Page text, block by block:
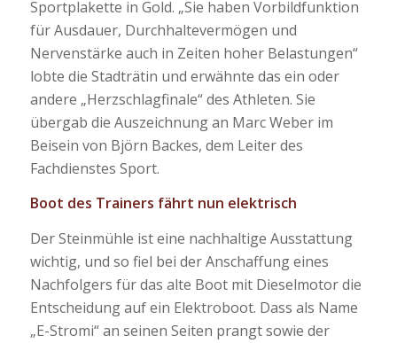
Sportplakette in Gold. „Sie haben Vorbildfunktion
für Ausdauer, Durchhaltevermögen und
Nervenstärke auch in Zeiten hoher Belastungen“
lobte die Stadträtin und erwähnte das ein oder
andere „Herzschlagfinale“ des Athleten. Sie
übergab die Auszeichnung an Marc Weber im
Beisein von Björn Backes, dem Leiter des
Fachdienstes Sport.
Boot des Trainers fährt nun elektrisch
Der Steinmühle ist eine nachhaltige Ausstattung
wichtig, und so fiel bei der Anschaffung eines
Nachfolgers für das alte Boot mit Dieselmotor die
Entscheidung auf ein Elektroboot. Dass als Name
„E-Stromi“ an seinen Seiten prangt sowie der